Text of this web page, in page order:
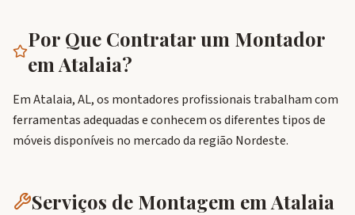
Por Que Contratar um Montador
em Atalaia?
Em Atalaia, AL, os montadores profissionais trabalham com
ferramentas adequadas e conhecem os diferentes tipos de
móveis disponíveis no mercado da região Nordeste.
Serviços de Montagem em Atalaia